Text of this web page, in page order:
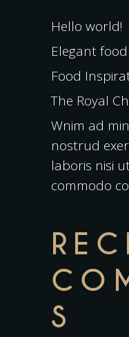
Hello world!
Elegant food
Food
The Royal
Wnim ad
nostrud
laboris nisi
commodo
S